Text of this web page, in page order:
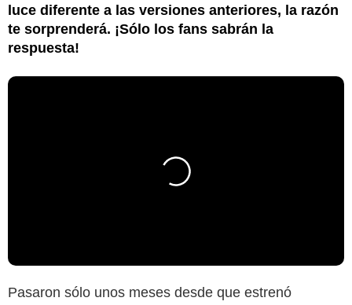
luce diferente a las versiones anteriores, la razón
te sorprenderá. ¡Sólo los fans sabrán la
respuesta!
Pasaron sólo unos meses desde que estrenó